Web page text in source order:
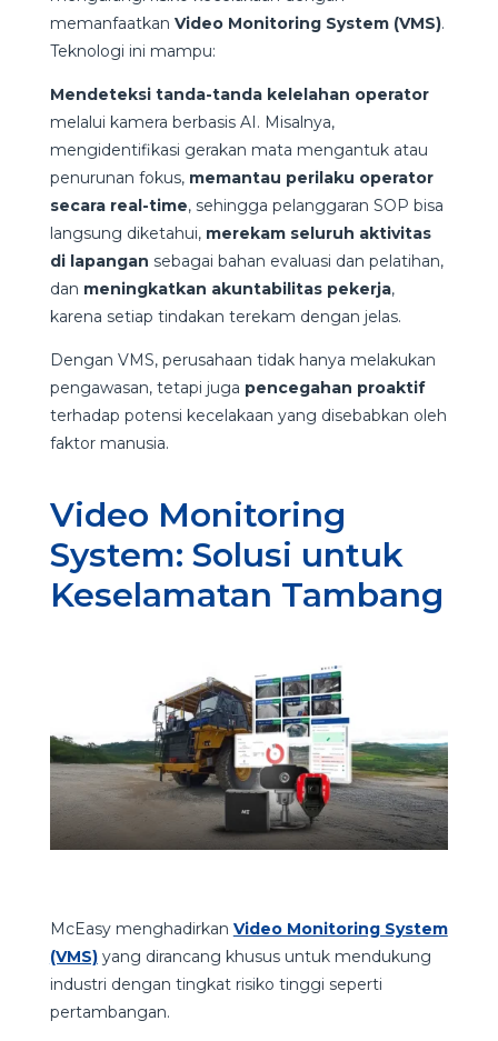
memanfaatkan Video Monitoring System (VMS).
Teknologi ini mampu:
Mendeteksi tanda-tanda kelelahan operator
melalui kamera berbasis AI. Misalnya,
mengidentifikasi gerakan mata mengantuk atau
penurunan fokus,memantau perilaku operator
secara real-time, sehingga pelanggaran SOP bisa
langsung diketahui, merekam seluruh aktivitas
di lapangan sebagai bahan evaluasi dan pelatihan,
dan meningkatkan akuntabilitas pekerja,
karena setiap tindakan terekam dengan jelas.
Dengan VMS, perusahaan tidak hanya melakukan
pengawasan, tetapi juga pencegahan proaktif
terhadap potensi kecelakaan yang disebabkan oleh
faktor manusia.
Video Monitoring
System: Solusi untuk
Keselamatan Tambang
McEasy menghadirkan Video Monitoring System
(VMS)yang dirancang khusus untuk mendukung
industri dengan tingkat risiko tinggi seperti
pertambangan.